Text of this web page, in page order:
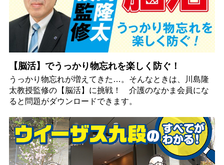
【脳活】でうっかり物忘れを楽しく防ぐ！
うっかり物忘れが増えてきた…。そんなときは、川島隆
太教授監修の【脳活】に挑戦！ 介護のなかま会員にな
ると問題がダウンロードできます。